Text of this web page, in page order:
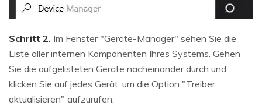
Schritt 2. Im Fenster "Geräte-Manager" sehen Sie die
Liste aller internen Komponenten Ihres Systems. Gehen
Sie die aufgelisteten Geräte nacheinander durch und
klicken Sie auf jedes Gerät, um die Option "Treiber
aktualisieren" aufzurufen.